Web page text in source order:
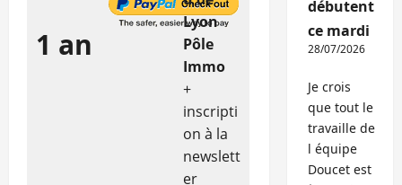
1 an
Lyon
Pôle
Immo
+
inscripti
on à la
newslett
er
débutent
ce mardi
28/07/2026
Je crois
que tout le
travaille de
l équipe
Doucet est